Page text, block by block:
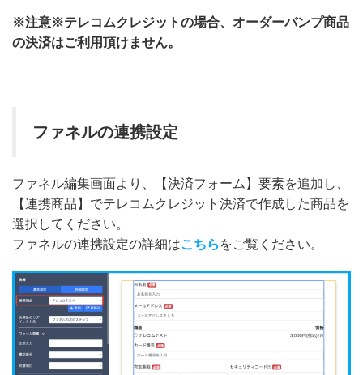
※注意※テレコムクレジットの場合、オーダーバンプ商品
の決済はご利用頂けません。
ファネルの連携設定
ファネル編集画面より、【決済フォーム】要素を追加し、
【連携商品】でテレコムクレジット決済で作成した商品を
選択してください。
ファネルの連携設定の詳細はこちら をご覧ください。